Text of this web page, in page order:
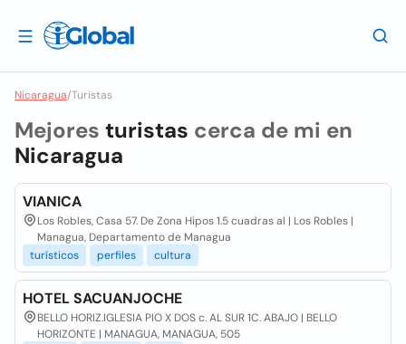
Nicaragua/Turistas
Mejores turistas cerca de mi en
Nicaragua
VIANICA
Los Robles, Casa 57. De Zona Hipos 1.5 cuadras al | Los Robles |
Managua, Departamento de Managua
turísticos
perfiles cultura
HOTEL SACUANJOCHE
BELLO HORIZ.IGLESIA PIO X DOS c. AL SUR 1C. ABAJO | BELLO
HORIZONTE | MANAGUA, MANAGUA, 505